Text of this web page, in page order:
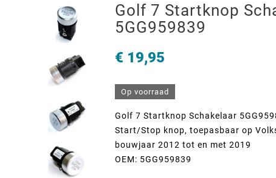
Golf 7 Startknop
5GG959839
€ 19,95
Op voorraad
Golf 7 Startknop Schakelaar
Start/Stop knop, toepasbaar op
bouwjaar 2012 tot en met 2019
OEM: 5GG959839